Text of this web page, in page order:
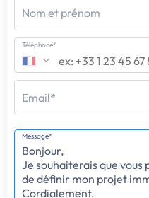
Nom et prénom
Téléphone*
Email*
Message*